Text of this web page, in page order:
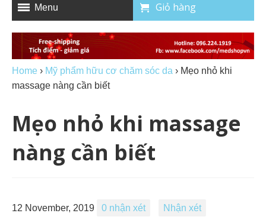
Menu Giỏ hàng
Home › Mỹ phẩm hữu cơ chăm sóc da › Mẹo nhỏ khi
massage nàng cần biết
Mẹo nhỏ khi massage
nàng cần biết
12 November, 2019 0 nhận xét Nhận xét